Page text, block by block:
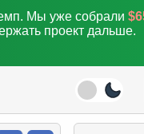
Мы уже собрали
проект дальше.